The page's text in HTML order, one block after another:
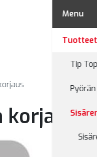
korjaus
Menu
Tuotteet
Tip